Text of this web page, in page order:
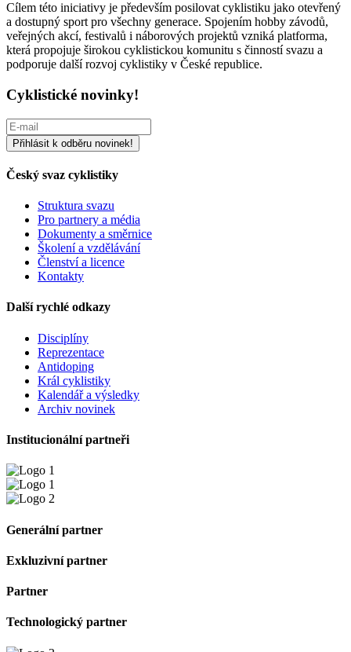
Cílem této iniciativy je především posilovat cyklistiku jako otevřený
a dostupný sport pro všechny generace. Spojením hobby závodů,
veřejných akcí, festivalů i náborových projektů vzniká platforma,
která propojuje širokou cyklistickou komunitu s činností svazu a
podporuje další rozvoj cyklistiky v České republice.
Cyklistické novinky!
Český svaz cyklistiky
Struktura svazu
Pro partnery a média
Dokumenty a směrnice
Školení a vzdělávání
Členství a licence
Kontakty
Další rychlé odkazy
Disciplíny
Reprezentace
Antidoping
Král cyklistiky
Kalendář a výsledky
Archiv novinek
Institucionální partneři
Generální partner
Exkluzivní partner
Partner
Technologický partner